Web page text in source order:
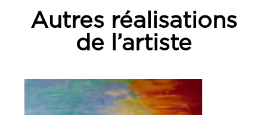
Autres réalisations
de l’artiste